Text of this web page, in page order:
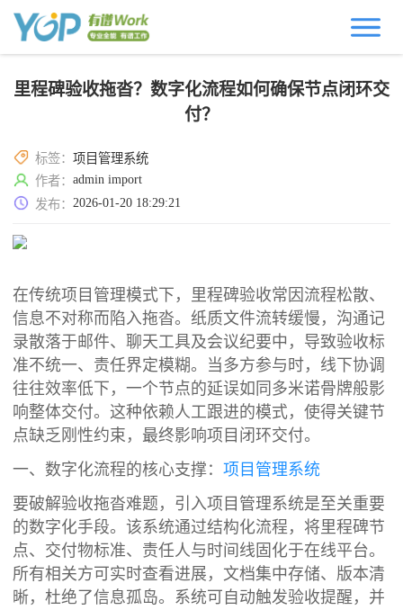
里程碑验收拖沓？数字化流程如何确保节点闭环交
付？
标签：项目管理系统
作者：admin import
发布：2026-01-20 18:29:21
在传统项目管理模式下，里程碑验收常因流程松散、
信息不对称而陷入拖沓。纸质文件流转缓慢，沟通记
录散落于邮件、聊天工具及会议纪要中，导致验收标
准不统一、责任界定模糊。当多方参与时，线下协调
往往效率低下，一个节点的延误如同多米诺骨牌般影
响整体交付。这种依赖人工跟进的模式，使得关键节
点缺乏刚性约束，最终影响项目闭环交付。
一、数字化流程的核心支撑：项目管理系统
要破解验收拖沓难题，引入项目管理系统是至关重要
的数字化手段。该系统通过结构化流程，将里程碑节
点、交付物标准、责任人与时间线固化于在线平台。
所有相关方可实时查看进展，文档集中存储、版本清
晰，杜绝了信息孤岛。系统可自动触发验收提醒，并